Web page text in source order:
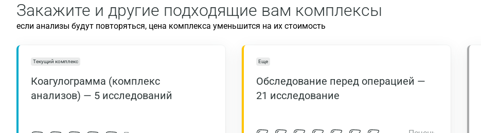
Закажите и другие подходящие вам комплексы
если анализы будут повторяться, цена комплекса уменьшится на их стоимость
Текущий комплекс
Коагулограмма (комплекс
анализов) — 5 исследований
Еще
Обследование перед операцией —
21 исследование